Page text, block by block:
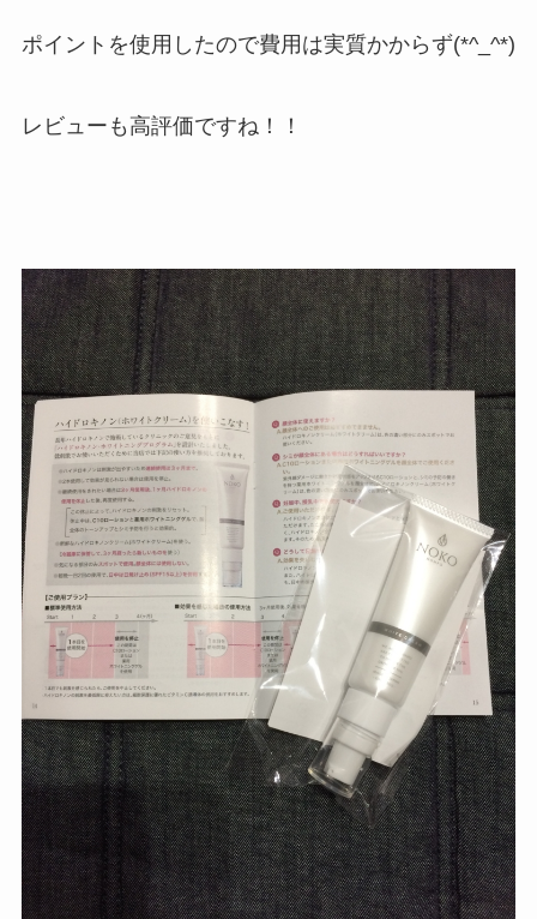
ポイントを使用したので費用は実質かからず(*^_^*)
レビューも高評価ですね！！